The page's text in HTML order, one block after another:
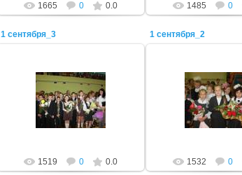
1665 0 0.0 1485 0
1 сентября_3
22.11.2011
Admin
1519 0 0.0
1 сентября_2
22.11.2011
Admin
1532 0